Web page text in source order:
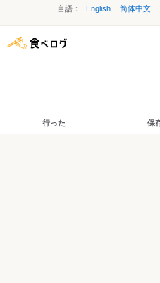
言語： English 简体中文
行った 保